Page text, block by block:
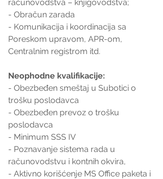
računovodstva – knjigovodstva;
- Obračun zarada
- Komunikacija i koordinacija sa
Poreskom upravom, APR-om,
Centralnim registrom itd.
Neophodne kvalifikacije:
- Obezbeđen smeštaj u Subotici o
trošku poslodavca
- Obezbeđen prevoz o trošku
poslodavca
- Minimum SSS IV
- Poznavanje sistema rada u
računovodstvu i kontnih okvira,
- Aktivno korišćenje MS Office paketa i